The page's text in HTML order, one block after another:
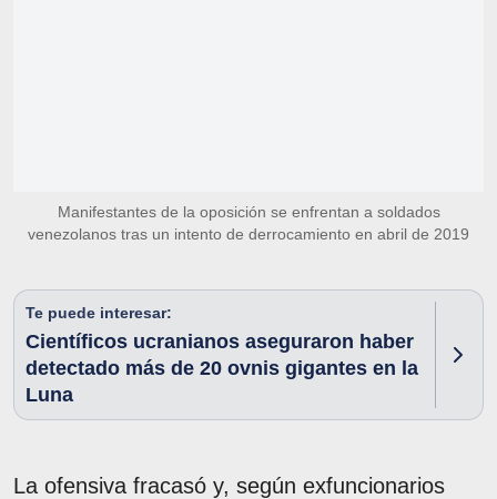
Manifestantes de la oposición se enfrentan a soldados
venezolanos tras un intento de derrocamiento en abril de 2019
Te puede interesar:
Científicos ucranianos aseguraron haber
detectado más de 20 ovnis gigantes en la
Luna
La ofensiva fracasó y, según exfuncionarios